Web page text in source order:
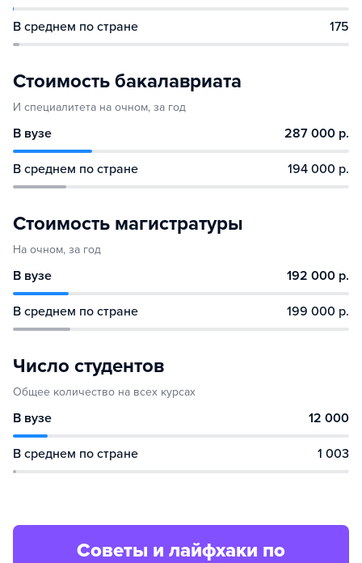
В среднем по стране 175
Стоимость бакалавриата
И специалитета на очном, за год
В вузе 287 000 р.
В среднем по стране 194 000 р.
Стоимость магистратуры
На очном, за год
В вузе 192 000 р.
В среднем по стране 199 000 р.
Число студентов
Общее количество на всех курсах
В вузе 12 000
В среднем по стране 1 003
Советы и лайфхаки по